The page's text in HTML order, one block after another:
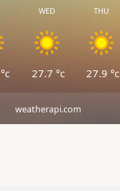
°c
WED
27.7 °c
THU
27.9 °c
weatherapi.com